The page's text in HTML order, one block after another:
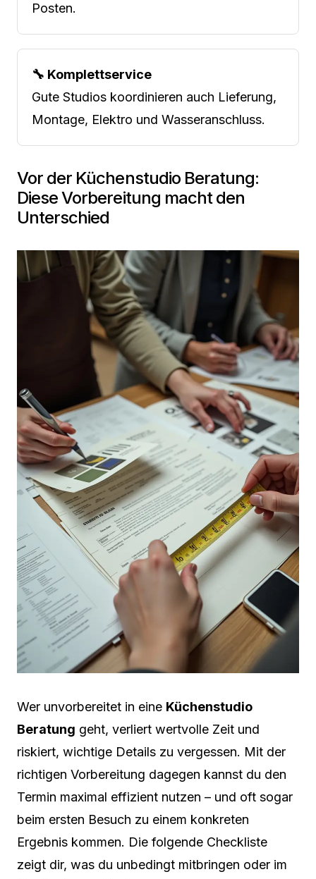
Posten.
🔧 Komplettservice
Gute Studios koordinieren auch Lieferung,
Montage, Elektro und Wasseranschluss.
Vor der Küchenstudio Beratung:
Diese Vorbereitung macht den
Unterschied
Wer unvorbereitet in eine Küchenstudio
Beratung geht, verliert wertvolle Zeit und
riskiert, wichtige Details zu vergessen. Mit der
richtigen Vorbereitung dagegen kannst du den
Termin maximal effizient nutzen – und oft sogar
beim ersten Besuch zu einem konkreten
Ergebnis kommen. Die folgende Checkliste
zeigt dir, was du unbedingt mitbringen oder im